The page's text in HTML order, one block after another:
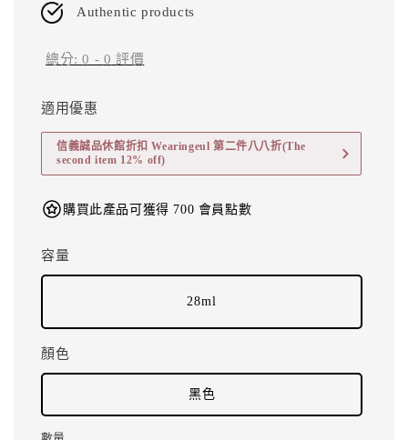
Authentic products
總分:0 - 0 評價
適用優惠
信義誠品休館折扣 Wearingeul 第二件八八折(The
second item 12% off)
購買此產品可獲得 700 會員點數
容量
28ml
顏色
黑色